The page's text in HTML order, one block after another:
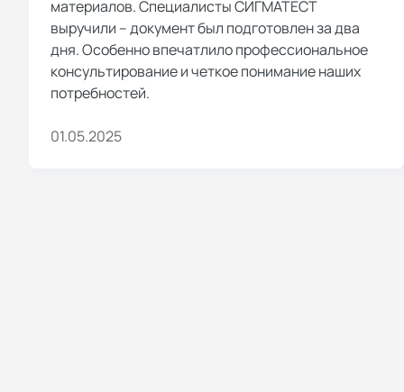
материалов. Специалисты СИГМАТЕСТ
выручили – документ был подготовлен за два
дня. Особенно впечатлило профессиональное
консультирование и четкое понимание наших
потребностей.
01.05.2025